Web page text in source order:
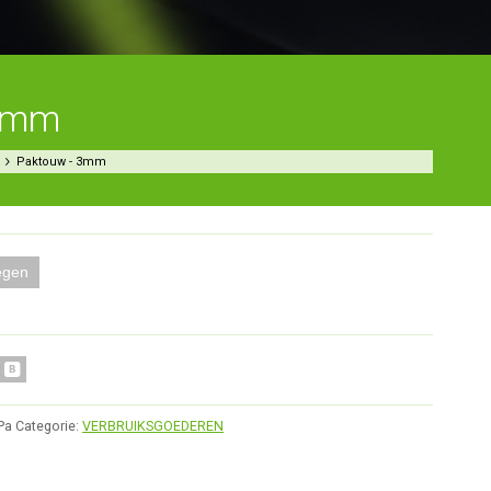
Paktouw - 3mm
Categorie: VERBRUIKSGOEDEREN